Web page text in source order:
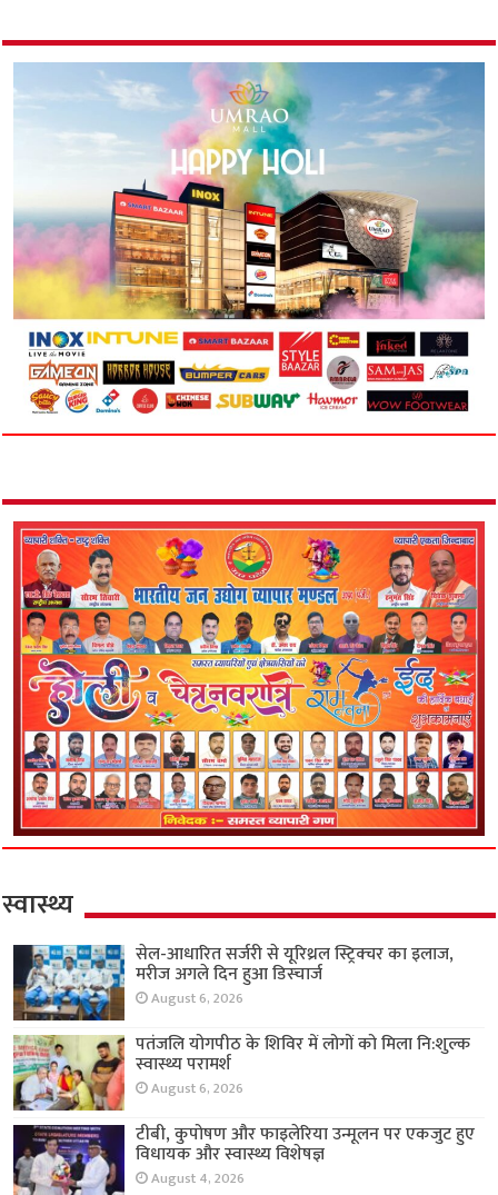
स्वास्थ्य
सेल-आधारित सर्जरी से यूरिथ्रल स्ट्रिक्चर का इलाज,
मरीज अगले दिन हुआ डिस्चार्ज
August 6, 2026
पतंजलि योगपीठ के शिविर में लोगों को मिला नि:शुल्क
स्वास्थ्य परामर्श
August 6, 2026
टीबी, कुपोषण और फाइलेरिया उन्मूलन पर एकजुट हुए
विधायक और स्वास्थ्य विशेषज्ञ
August 4, 2026